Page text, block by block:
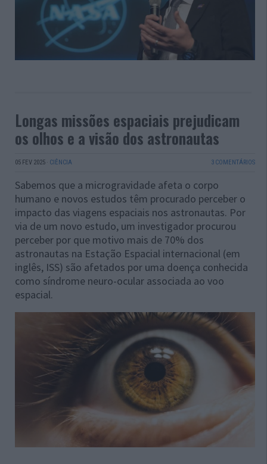
Longas missões espaciais prejudicam
os olhos e a visão dos astronautas
05 FEV 2025 · CIÊNCIA 3 COMENTÁRIOS
Sabemos que a microgravidade afeta o corpo
humano e novos estudos têm procurado perceber o
impacto das viagens espaciais nos astronautas. Por
via de um novo estudo, um investigador procurou
perceber por que motivo mais de 70% dos
astronautas na Estação Espacial internacional (em
inglês, ISS) são afetados por uma doença conhecida
como síndrome neuro-ocular associada ao voo
espacial.